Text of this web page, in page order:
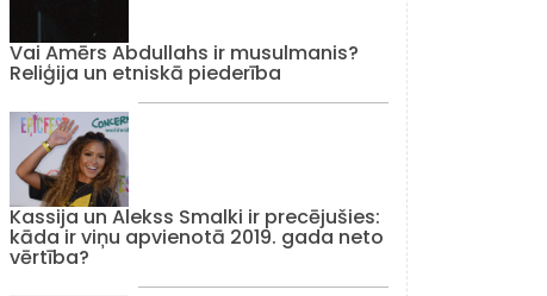
Vai Amērs Abdullahs ir musulmanis?
Reliģija un etniskā piederība
Kassija un Alekss Smalki ir precējušies:
kāda ir viņu apvienotā 2019. gada neto
vērtība?